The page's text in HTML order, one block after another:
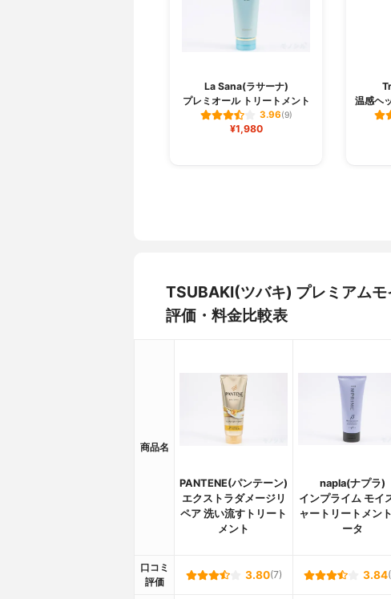
La Sana(ラサーナ)
プレミオール トリートメント
3.96(9)
¥1,980
温感ヘ
TSUBAKI(ツバキ) プレミアムモ
評価・料金比較表
商品名
PANTENE(パンテーン)
エクストラダメージリ
ペア 洗い流すトリート
メント
napla(ナプラ)
インプライム モイ
ャートリートメン
ータ
口コミ
評価
3.80(7) 3.84